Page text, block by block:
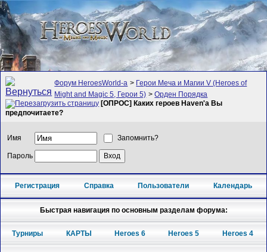
Форум HeroesWorld-а > Герои Меча и Магии V (Heroes of
Might and Magic 5, Герои 5) >Орден Порядка
[ОПРОС] Каких героев Haven'а Вы
предпочитаете?
Имя Запомнить?
Пароль
Регистрация Справка Пользователи Календарь
Быстрая навигация по основным разделам форума:
Турниры КАРТЫ Heroes 6 Heroes 5 Heroes 4